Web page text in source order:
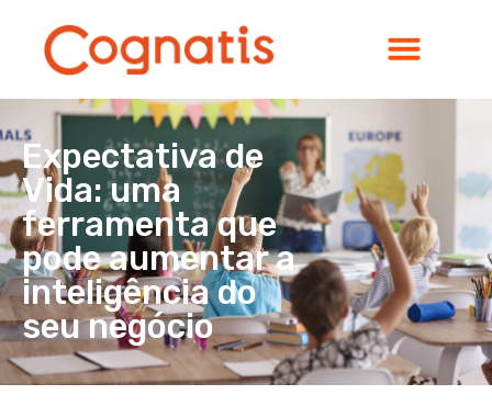
Expectativa de
Vida: uma
ferramenta que
pode aumentar a
inteligência do
seu negócio